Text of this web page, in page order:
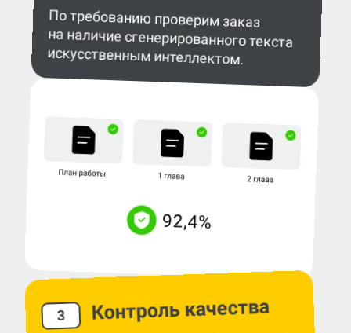
По требованию проверим заказ
на наличие сгенерированного текста
искусственным интеллектом.
3 Контроль качества